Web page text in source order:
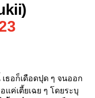
ธอก็เดือดปุด ๆ จนออก
แค่เตี้ยเฉย ๆ โดยระบุ